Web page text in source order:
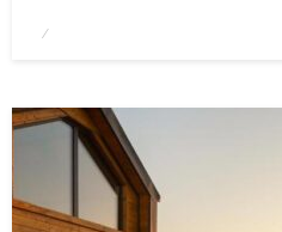
Opublikowane